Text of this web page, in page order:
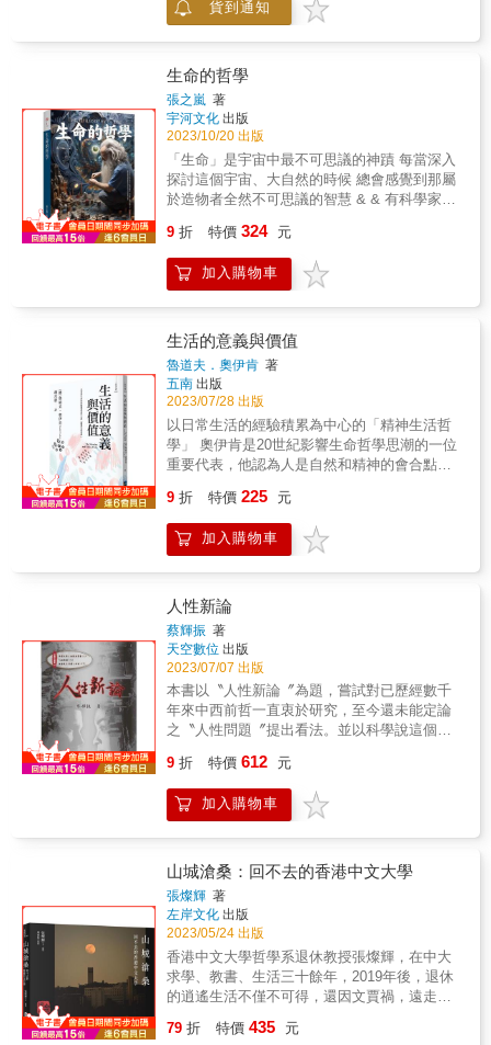
也只有時間讀一半篇幅而已，因此，我們現在
大衛&bull;梭羅的眼中，也不會是如此。無意義
的工作，不會讓你的人生變得全然無意義。
&&▍國際媒體好評深富啟發性的一部書，可以
改變任何一個人的工作方式。──《科克斯書
評》&本書滿載洞見與思辨，省思工作在我們人
生中扮演的角色。──《華爾街日報》&令人嘆
服的研究，本書合理描寫了梭羅對今日辦公室
一記當頭棒喝。──《出版人週刊》&本書描寫
了梭羅日日面對工作時的獨家哲學，以及工作
對人生帶來的實際影響。令讀者重新思索工作
的意義。──《華盛頓郵報》&&▍書系簡介
ithink, I think──思想決定行動，行動是對生命
本身的肯定，如同沙特說：「在行動中存在著
希望。」&了解一種思考方式，如同掌握一件處
世工具；了解不同的哲學概念，提供我們重新
審視所處社會的不同角度與準則；了解一位哲
學家的思想與生平，讓我們的生命經驗得到參
照；了解哲學的歷史，即是見證在經歷無數次
翻轉與重建之後，人類何以為人類。&世界時時
刻刻在變化，思想應是動態的。從隨時能閱讀
的輕鬆漫談，到精采的思想展演，我們期許這
境。哲學發展始於對世界的好奇，最終也必然
回歸到人類對自身及其所處世界的關心。我們
將以上述幾個類型為框架，希望大家能找到最
結合的方式。&◆不馴的異端以一本憤怒之書引
發歐洲大地震，斯賓諾莎與人類思想自由的起
源史蒂芬．納德勒──著& 楊理然──譯&◆口袋
裡的哲學課道德可以計算嗎？快樂一定比痛苦
好嗎？如果能夠隱形，你還會奉公守法嗎？牛
津大學的10分鐘哲學課，跟著亞里斯多德、尼
采、艾西莫夫、薩諾斯等93位思想家，破解135
&◆水變成冰是哲學問題？12位大哲學家╳11
次劃時代重要翻轉，一部寫給所有人的自然科
學哲學史哲學新媒體──策畫& 孫有蓉──主筆
邱獻儀──文字協力&◆給焦慮世代的哲學處方
想家，學習面對不確定年代的生命智慧沃德‧法
恩斯沃斯──著& 李斯毅──譯&◆跟蘇格拉底學
思辨從《對話錄》學習如何質疑、怎樣探究？
矯正僵化思維、屏除固有偏見，寫給每個人的
理性思考與對話指南沃德‧法恩斯沃斯──著& 陳
信宏──譯&◆給所有人的世界哲學史哲學發源
不只在希臘？佛陀與斯多葛都談「不期不待不
受傷害」？跟著113位哲人掌握縱貫三千年的人
類思潮脈動羅伯特．索羅門、凱瑟琳．希金斯
&hellip;&hellip;這位醫生對於自己的工作抱以嚴
謹負責的態度，在醫病關係中，也時時叩問自
己的生命。 醫師的行醫作為，展示了醫學、治
韌性。僅從科學角度看待臨床經驗是不可能
的，因為生活經歷和痛苦被量化的程度往往含
糊，薩梭這位鄉村醫生必須是參與患者生活、
視患者為核心，並不僅僅是醫療故事裡的英
雄。本書收錄近七十幅照片，滿載一則則人性
故事與時興時衰的生命起伏，充分回應了蘇珊‧
桑塔格曾經提出的問題「攝影能做什麼？」堪
的精湛之作。
身邊、那些曾經欺騙過先人的動物，我們必須
重要思想源頭，哲學家內山節邀您一起探索時
代的現象與精神世界。
貨到通知
生命的哲學
張之嵐 著
宇河文化 出版
2023/10/20 出版
「生命」是宇宙中最不可思議的神蹟 每當深入
探討這個宇宙、大自然的時候 總會感覺到那屬
於造物者全然不可思議的智慧 & & 有科學家
隨機的。 但我想問的是： 單就我們的身體結構
而言 如果這一切都是隨機產生的話 為什麼我們
的眼睛不會隨機的長在手掌上？ 而我們的舌頭
方 這怎麼可能是隨機 因而 這一切唯一的答案
祇能說是「創生」的 而除此之外沒有任何一切
的可能。 &
9 折 特價 324 元
加入購物車
生活的意義與價值
魯道夫．奧伊肯 著
五南 出版
2023/07/28 出版
以日常生活的經驗積累為中心的「精神生活哲
學」 奧伊肯是20世紀影響生命哲學思潮的一位
重要代表，他認為人是自然和精神的會合點，
神的本質。奧伊肯所宣導的一種歷史一文化傾
向的生命哲學，也可稱之為精神生活的哲學。
本書是奧伊肯眾多著作中篇幅較小，比較通俗
9 折 特價 225 元
加入購物車
人性新論
蔡輝振 著
天空數位 出版
2023/07/07 出版
本書以〝人性新論〞為題，嘗試對已歷經數千
年來中西前哲一直衷於研究，至今還未能定論
之〝人性問題〞提出看法。並以科學說這個角
化，以至人性的形成說起，以確立人性為後天
環境所塑造。再從人性與環境、行為的關係加
以研究、分析，以建立三者互動的架構理論，
行為表現，方能識得。而行為能否在環境中充
分表現，又會影響人性的發展，於是人性、環
境、行為三者，便構成互動的關係。環境塑造
了人性，人性表現於行為；行為可改變環境，
環境可控制行為；行為可制約人性，人性可影
響環境。任何一方的改變，皆會引起另外二方
相對應的變化，控制一方即可預測或改變其結
果，三者互動的架構理論成矣！並發現孟子所
主張的〝性善說〞非人類的本性，從人類的自
9 折 特價 612 元
加入購物車
山城滄桑：回不去的香港中文大學
張燦輝 著
左岸文化 出版
2023/05/24 出版
香港中文大學哲學系退休教授張燦輝，在中大
求學、教書、生活三十餘年，2019年後，退休
的逍遙生活不僅不可得，還因文賈禍，遠走他
過去多年在中大拍攝的照片，回顧中大的美好
79 折 特價 435 元